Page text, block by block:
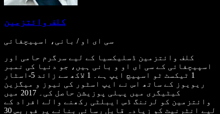
کلف وائتزمین
سی ای او / بانی، اسپیچفائی
کلف وائتزمین ڈسلیکسیا کے لیے سرگرم حامی اور
اسپیچفائی کے سی ای او و بانی ہیں، جو دنیا کی نمبر
1 ٹیکسٹ ٹو اسپیچ ایپ ہے۔ 1 لاکھ سے زائد 5-اسٹار
ریویوز کے ساتھ اس نے ایپ اسٹور کی نیوز و میگزین
کیٹیگری میں پہلی پوزیشن حاصل کی۔ 2017 میں
وائتزمین کو لرننگ ڈس ایبلٹی رکھنے والے افراد کے
لیے انٹرنیٹ کو زیادہ قابلِ رسائی بنانے پر فوربس 30